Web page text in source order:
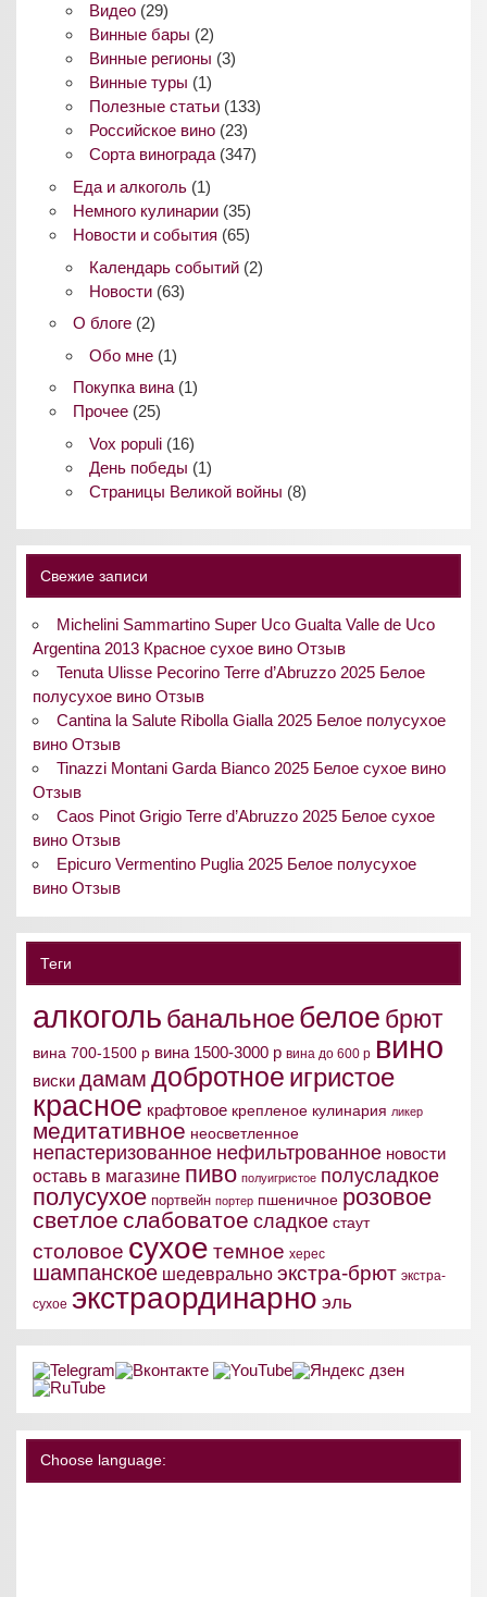
Видео(29)
Винные бары (2)
Винные регионы (3)
Винные туры (1)
Полезные статьи(133)
Российское вино(23)
Сорта винограда(347)
Еда и алкоголь(1)
Немного кулинарии(35)
Новости и события (65)
Календарь событий(2)
Новости(63)
О блоге(2)
Обо мне(1)
Покупка вина(1)
Прочее(25)
Vox populi(16)
День победы (1)
Страницы Великой войны (8)
Свежие записи
Michelini Sammartino Super Uco Gualta Valle de Uco
Argentina 2013 Красное сухое вино Отзыв
Tenuta Ulisse Pecorino Terre d’Abruzzo 2025 Белое
полусухое вино Отзыв
Cantina la Salute Ribolla Gialla 2025 Белое полусухое
вино Отзыв
Tinazzi Montani Garda Bianco 2025 Белое сухое вино
Отзыв
Caos Pinot Grigio Terre d’Abruzzo 2025 Белое сухое
вино Отзыв
Epicuro Vermentino Puglia 2025 Белое полусухое
вино Отзыв
Теги
алкоголь банальноебелое брют
вина 700-1500 р вина 1500-3000 р вина до 600 р вино
виски дамам добротное игристое
красное крафтовое крепленое кулинария ликер
медитативное неосветленное
непастеризованное нефильтрованное новости
оставь в магазине пиво полуигристое полусладкое
полусухое портвейн портер пшеничное розовое
светлое слабоватое сладкое стаут
столовое сухое темное херес
шампанское шедеврально экстра-брют экстра-
сухое экстраординарно эль
Choose language: